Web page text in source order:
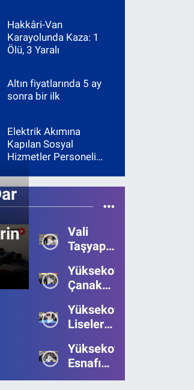
Hakkâri-Van
Karayolunda Kaza: 1
Ölü, 3 Yaralı
Altın fiyatlarında 5 ay
sonra bir ilk
Elektrik Akımına
Kapılan Sosyal
Hizmetler Personeli
Vali
Taşyapan,
Bölgesinde
İncelemelerde
Bulundu
Yüksekova’da
Çanakkale
111.Yılı
Kutlandı
Yüksekova’da
Liseler
Bilgi
Yarışmasının
Birincisi
Yüksekova
Esnafı
Bayrama